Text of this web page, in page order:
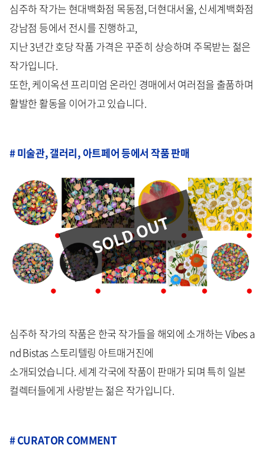
심주하 작가는 현대백화점 목동점, 더현대서울, 신세계백화점
강남점 등에서 전시를 진행하고,
지난 3년간 호당 작품 가격은 꾸준히 상승하며 주목받는 젊은
작가입니다.
또한, 케이옥션 프리미엄 온라인 경매에서 여러점을 출품하며
활발한 활동을 이어가고 있습니다.
# 미술관, 갤러리, 아트페어 등에서 작품 판매
심주하 작가의 작품은 한국 작가들을 해외에 소개하는 Vibes a
nd Bistas 스토리텔링 아트매거진에
소개되었습니다. 세계 각국에 작품이 판매가 되며 특히 일본
컬렉터들에게 사랑받는 젊은 작가입니다.
#CURATOR COMMENT